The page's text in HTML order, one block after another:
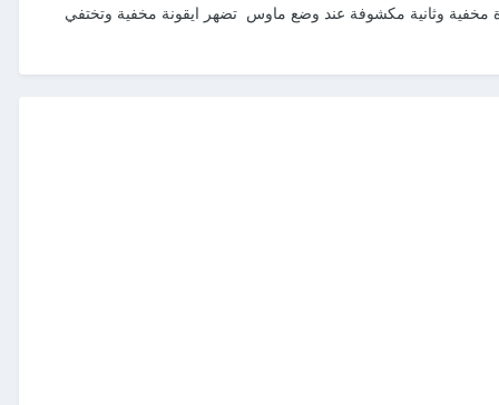
ماوس على ايفونة بيتغير شكله مثلا تضع 2 ايقونات فوق بعض واحدة مخفية وثانية مكشوفة عند وضع ماوس تضهر ايقونة مخفية وتختفي